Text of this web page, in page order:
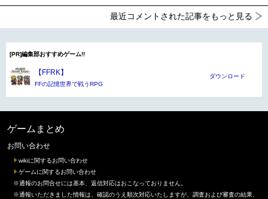
最近コメントされた記事をもっと見る
[PR]編集部おすすめゲーム!!
【FFRK】
FFの記憶世界で戦うRPG
ダウンロード
ゲームまとめ
お問い合わせ
wikiに関するお問い合わせ
ゲームに関するお問い合わせ
※通報のお問合せには基本、返信対応はおこなっておりません。
※通報いただきました情報は、確認のうえ順次対応いたしますが、調査および審査の結果、